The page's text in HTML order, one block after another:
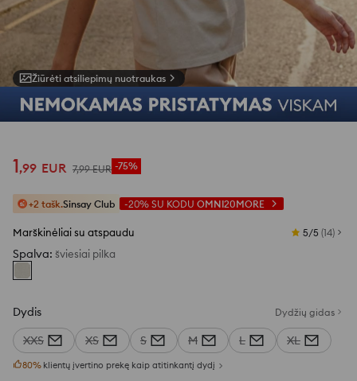
Žiūrėti atsiliepimų nuotraukas
1 /7
1,99 EUR 7,99 EUR -75%
+2 tašk.Sinsay Club -20% SU KODU OMNI20MORE
Marškinėliai su atspaudu 5/5 (14)
Spalva: šviesiai pilka
Dydis Dydžių gidas
XXS XS S M L XL
80% klientų įvertino prekę kaip atitinkantį dydį